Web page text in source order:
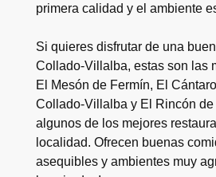
primera calidad y el ambiente
Si quieres disfrutar de una
Collado-Villalba, estas son las
El Mesón de Fermín, El
Collado-Villalba y El Rincón de
algunos de los mejores
localidad. Ofrecen buenas
asequibles y ambientes muy